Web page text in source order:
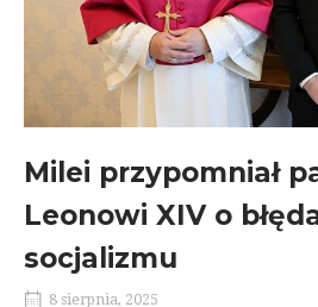
Milei przypomniał
Leonowi XIV o
socjalizmu
8 sierpnia, 2025